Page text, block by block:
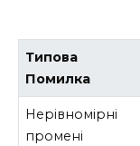
Типова
Помилка
Нерівномірні
промені